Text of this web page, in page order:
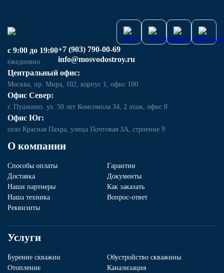
О компании
Способы оплаты
Гарантии
Доставка
Документы
Наши партнеры
Как заказать
Наша техника
Вопрос-ответ
Реквизиты
Услуги
Бурение скважин
Обустройство скважины
Отопление
Канализация
с 9:00 до 19:00
ежедневно
+7 (903) 790-00-69
info@mosvodostroy.ru
Центральный офис:
Москва, пр. Мира, 102, корпус 1, офис 100
Офис Север:
г. Пушкино. ул. 50 лет Комсомола 34, 2 этаж, офис 8
Офис Юг:
село Красная Пахра, улица Почтовая 3А, строение 9